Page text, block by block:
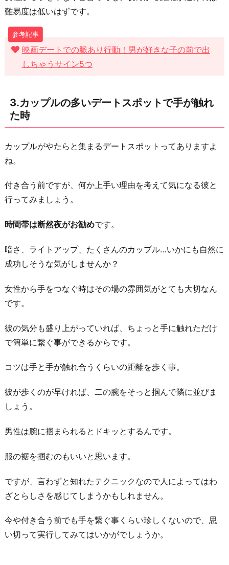
水
館
で
水
一
緒
覗
ん
だ
時
ラ
イ
で
盛
り
上
っ
い
る
お
わ
に
難易度は低いはずです。
映画デートでの脈あり行動！男が好きな子の前で出
しちゃうサイン5つ
3.カップルの多いデートスポットで手が触れ
た時
カップルがやたらと集まるデートスポットってありますよ
ね。
付き合う前ですが、何か上手い理由を考えて気になる彼と
行ってみましょう。
時間帯は断然夜がお勧めです。
暗さ、ライトアップ、たくさんのカップル…いかにも自然に
成功しそうな気がしませんか？
女性から手をつなぐ時はその場の雰囲気がとても大切なん
です。
彼の気分も盛り上がっていれば、ちょっと手に触れただけ
で簡単に繋ぐ事ができるからです。
コツは手と手が触れ合うくらいの距離を歩く事。
彼が歩くのが早ければ、二の腕をそっと掴んで隣に並びま
しょう。
男性は腕に掴まられるとドキッとするんです。
服の裾を掴むのもいいと思います。
ですが、言わずと知れたテクニックなので人によってはわ
ざとらしさを感じてしまうかもしれません。
今や付き合う前でも手を繋ぐ事くらい珍しくないので、思
い切って実行してみてはいかがでしょうか。